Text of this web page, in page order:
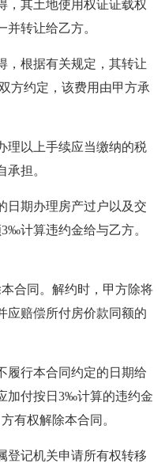
，其土地使用权证证载权
转让给乙方。
，根据有关规定，其转让
方约定，该费用由甲方承
理以上手续应当缴纳的税
担。
日期办理房产过户以及交
计算违约金给与乙方。
合同。解约时，甲方除将
应赔偿所付房价款同额的
履行本合同约定的日期给
加付按日3‰计算的违约金
有权解除本合同。
登记机关申请所有权转移